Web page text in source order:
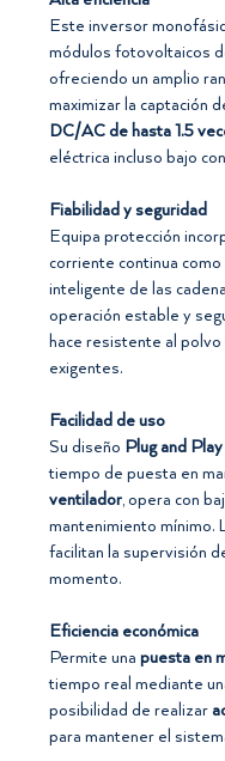
Este inversor
módulos fotovoltaicos
ofreciendo un amplio
maximizar la captación
DC/AC de hasta 1.5
eléctrica incluso bajo
Fiabilidad y seguridad
Equipa protección
corriente continua
inteligente de las
operación estable y
hace resistente al polvo
exigentes.
Facilidad de uso
Su diseño Plug and Play
tiempo de puesta en
ventilador, opera con
mantenimiento mínimo.
facilitan la supervisión
momento.
Eficiencia económica
Permite una puesta en
tiempo real mediante
posibilidad de realizar
para mantener el